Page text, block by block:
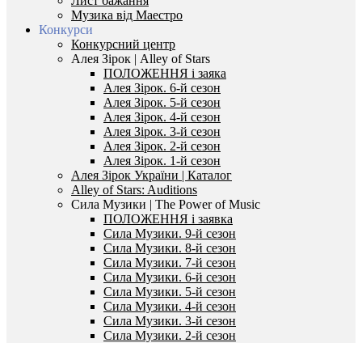
Музика від Маестро
Конкурси
Конкурсний центр
Алея Зірок | Alley of Stars
ПОЛОЖЕННЯ і заяка
Алея Зірок. 6-й сезон
Алея Зірок. 5-й сезон
Алея Зірок. 4-й сезон
Алея Зірок. 3-й сезон
Алея Зірок. 2-й сезон
Алея Зірок. 1-й сезон
Алея Зірок України | Каталог
Alley of Stars: Auditions
Сила Музики | The Power of Music
ПОЛОЖЕННЯ і заявка
Сила Музики. 9-й сезон
Сила Музики. 8-й сезон
Сила Музики. 7-й сезон
Сила Музики. 6-й сезон
Сила Музики. 5-й сезон
Сила Музики. 4-й сезон
Сила Музики. 3-й сезон
Сила Музики. 2-й сезон